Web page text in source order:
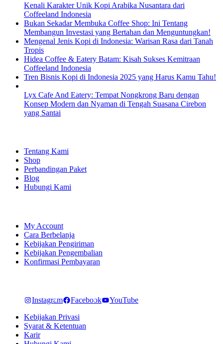
Kenali Karakter Unik Kopi Arabika Nusantara dari
Coffeeland Indonesia
Bukan Sekadar Membuka Coffee Shop: Ini Tentang
Membangun Investasi yang Bertahan dan Menguntungkan!
Mengenal Jenis Kopi di Indonesia: Warisan Rasa dari Tanah
Tropis
Hidea Coffee & Eatery Batam: Kisah Sukses Kemitraan
Coffeeland Indonesia
Tren Bisnis Kopi di Indonesia 2025 yang Harus Kamu Tahu!
Lyx Cafe And Eatery: Tempat Nongkrong Baru dengan
Konsep Modern dan Nyaman di Tengah Suasana Cirebon
yang Santai
Tentang Kami
Shop
Perbandingan Paket
Blog
Hubungi Kami
My Account
Cara Berbelanja
Kebijakan Pengiriman
Kebijakan Pengembalian
Konfirmasi Pembayaran
Instagram Facebook
YouTube
Kebijakan Privasi
Syarat & Ketentuan
Karir